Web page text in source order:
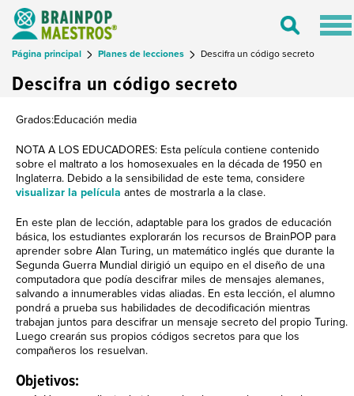
Toggle
Página principal Planes de lecciones Descifra un código secreto
Descifra un código secreto
Grados:Educación media
NOTA A LOS EDUCADORES: Esta película contiene contenido
sobre el maltrato a los homosexuales en la década de 1950 en
Inglaterra. Debido a la sensibilidad de este tema, considere
visualizar la película antes de mostrarla a la clase.
En este plan de lección, adaptable para los grados de educación
básica, los estudiantes explorarán los recursos de BrainPOP para
aprender sobre Alan Turing, un matemático inglés que durante la
Segunda Guerra Mundial dirigió un equipo en el diseño de una
computadora que podía descifrar miles de mensajes alemanes,
salvando a innumerables vidas aliadas. En esta lección, el alumno
pondrá a prueba sus habilidades de decodificación mientras
trabajan juntos para descifrar un mensaje secreto del propio Turing.
Luego crearán sus propios códigos secretos para que los
compañeros los resuelvan.
Objetivos: